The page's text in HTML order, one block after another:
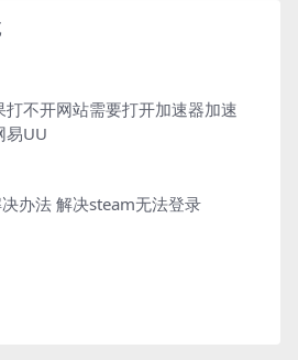
打不开网站需要打开加速器加速
易UU
办法 解决steam无法登录